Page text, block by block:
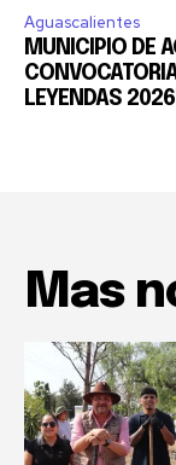
Aguascalientes
MUNICIPIO DE
LEYENDAS
Mas